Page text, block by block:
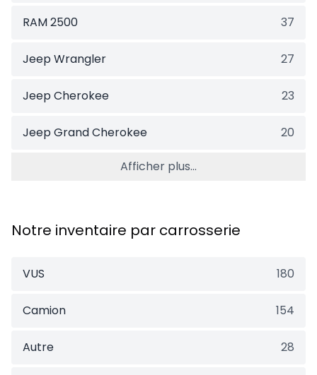
RAM 2500 37
Jeep Wrangler 27
Jeep Cherokee 23
Jeep Grand Cherokee 20
Afficher plus...
Notre inventaire par carrosserie
VUS 180
Camion 154
Autre 28